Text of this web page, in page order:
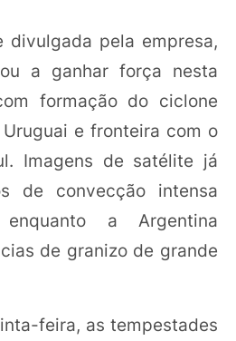
divulgada pela empresa,
a ganhar força nesta
formação do ciclone
e fronteira com o
Imagens de satélite já
de convecção intensa
a Argentina
de granizo de grande
feira, as tempestades